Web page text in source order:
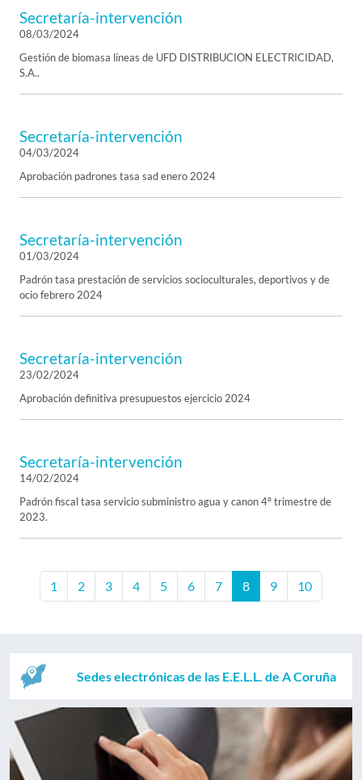
Secretaría-intervención
08/03/2024
Gestión de biomasa líneas de UFD DISTRIBUCION ELECTRICIDAD,
S.A..
Secretaría-intervención
04/03/2024
Aprobación padrones tasa sad enero 2024
Secretaría-intervención
01/03/2024
Padrón tasa prestación de servicios socioculturales, deportivos y de
ocio febrero 2024
Secretaría-intervención
23/02/2024
Aprobación definitiva presupuestos ejercicio 2024
Secretaría-intervención
14/02/2024
Padrón fiscal tasa servicio subministro agua y canon 4º trimestre de
2023.
1 2 3 4 5 6 7 8 9 10
Sedes electrónicas de las E.E.L.L. de A Coruña